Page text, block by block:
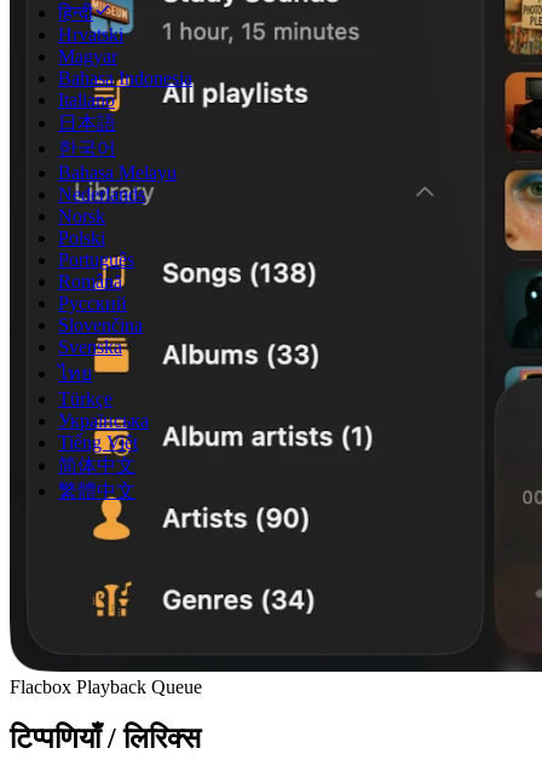
हिन्दी
Hrvatski
Magyar
Bahasa Indonesia
Italiano
日本語
한국어
Bahasa Melayu
Nederlands
Norsk
Polski
Português
Română
Русский
Slovenčina
Svenska
ไทย
Türkçe
Українська
Tiếng Việt
简体中文
繁體中文
Flacbox Playback Queue
टिप्पणियाँ / लिरिक्स